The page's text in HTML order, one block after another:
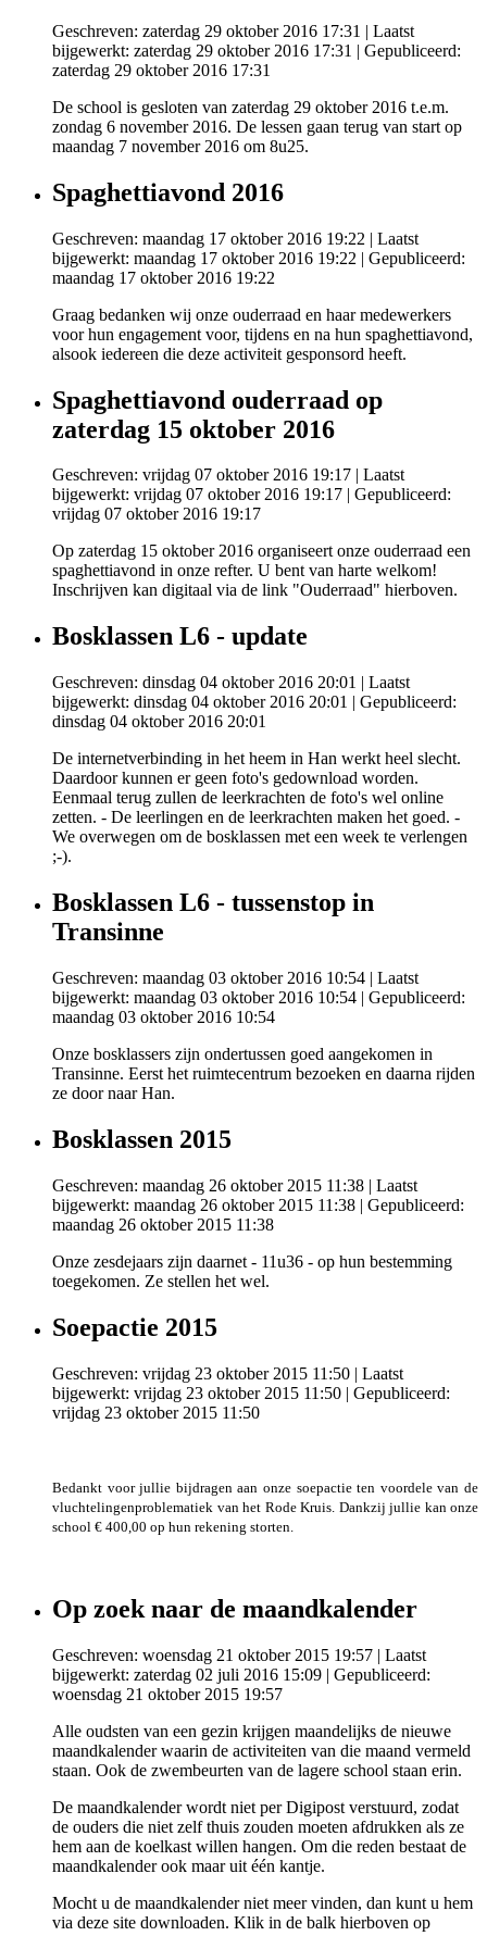
Geschreven: zaterdag 29 oktober 2016 17:31 | Laatst
bijgewerkt: zaterdag 29 oktober 2016 17:31 | Gepubliceerd:
zaterdag 29 oktober 2016 17:31
De school is gesloten van zaterdag 29 oktober 2016 t.e.m.
zondag 6 november 2016. De lessen gaan terug van start op
maandag 7 november 2016 om 8u25.
Spaghettiavond 2016
Geschreven: maandag 17 oktober 2016 19:22 | Laatst
bijgewerkt: maandag 17 oktober 2016 19:22 | Gepubliceerd:
maandag 17 oktober 2016 19:22
Graag bedanken wij onze ouderraad en haar medewerkers
voor hun engagement voor, tijdens en na hun spaghettiavond,
alsook iedereen die deze activiteit gesponsord heeft.
Spaghettiavond ouderraad op
zaterdag 15 oktober 2016
Geschreven: vrijdag 07 oktober 2016 19:17
Laatst
bijgewerkt: vrijdag 07 oktober 2016 19:17
Gepubliceerd:
vrijdag 07 oktober 2016 19:17
Op zaterdag 15 oktober 2016 organiseert onze ouderraad een
spaghettiavond in onze refter. U bent van harte welkom!
Inschrijven kan digitaal via de link "Ouderraad" hierboven.
Bosklassen L6 - update
Geschreven: dinsdag 04 oktober 2016 20:01 | Laatst
bijgewerkt: dinsdag 04 oktober 2016 20:01 | Gepubliceerd:
dinsdag 04 oktober 2016 20:01
De internetverbinding in het heem in Han werkt heel slecht.
Daardoor kunnen er geen foto's gedownload worden.
Eenmaal terug zullen de leerkrachten de foto's wel online
zetten. - De leerlingen en de leerkrachten maken het goed. -
We overwegen om de bosklassen met een week te verlengen
;-).
Bosklassen L6 - tussenstop in
Transinne
Geschreven: maandag 03 oktober 2016 10:54 | Laatst
bijgewerkt: maandag 03 oktober 2016 10:54 | Gepubliceerd:
maandag 03 oktober 2016 10:54
Onze bosklassers zijn ondertussen goed aangekomen in
Transinne. Eerst het ruimtecentrum bezoeken en daarna rijden
ze door naar Han.
Bosklassen 2015
Geschreven: maandag 26 oktober 2015 11:38 | Laatst
bijgewerkt: maandag 26 oktober 2015 11:38 | Gepubliceerd:
maandag 26 oktober 2015 11:38
Onze zesdejaars zijn daarnet - 11u36 - op hun bestemming
toegekomen. Ze stellen het wel.
Soepactie 2015
Geschreven: vrijdag 23 oktober 2015 11:50 | Laatst
bijgewerkt: vrijdag 23 oktober 2015 11:50 | Gepubliceerd:
vrijdag 23 oktober 2015 11:50
Bedankt voor jullie bijdragen aan onze soepactie ten voordele van de
vluchtelingenproblematiek van het Rode Kruis. Dankzij jullie kan onze
school € 400,00 op hun rekening storten.
Op zoek naar de maandkalender
Geschreven: woensdag 21 oktober 2015 19:57 | Laatst
bijgewerkt: zaterdag 02 juli 2016 15:09 | Gepubliceerd:
woensdag 21 oktober 2015 19:57
Alle oudsten van een gezin krijgen maandelijks de nieuwe
maandkalender waarin de activiteiten van die maand vermeld
staan. Ook de zwembeurten van de lagere school staan erin.
De maandkalender wordt niet per Digipost verstuurd, zodat
de ouders die niet zelf thuis zouden moeten afdrukken als ze
hem aan de koelkast willen hangen. Om die reden bestaat de
maandkalender ook maar uit één kantje.
Mocht u de maandkalender niet meer vinden, dan kunt u hem
via deze site downloaden. Klik in de balk hierboven op